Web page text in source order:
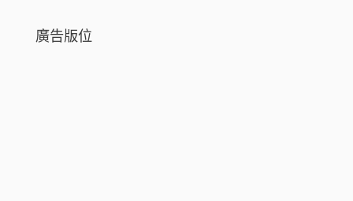
廣告版位